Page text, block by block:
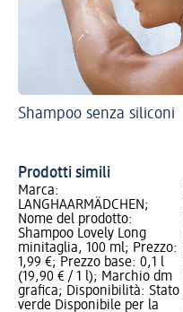
Shampoo senza siliconi
Prodotti simili
Marca:
LANGHAARMÄDCHEN;
Nome del prodotto:
Shampoo Lovely Long
minitaglia, 100 ml; Prezzo:
1,99 €; Prezzo base: 0,1 l
(19,90 € / 1 l); Marchio dm
grafica; Disponibilità: Stato
verde Disponibile per la